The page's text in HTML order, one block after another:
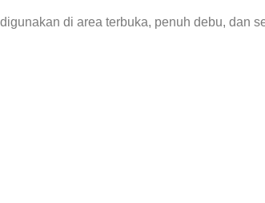
di area terbuka, penuh debu, dan